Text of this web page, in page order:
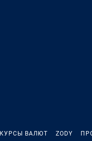
КУРСЫ ВАЛЮТ ZODY